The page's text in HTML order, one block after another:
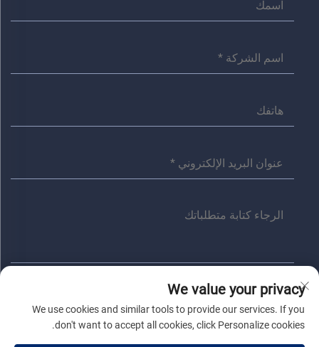
إرسال
We value your privacy
We use cookies and similar tools to provide our services. If you
don't want to accept all cookies, click Personalize cookies.